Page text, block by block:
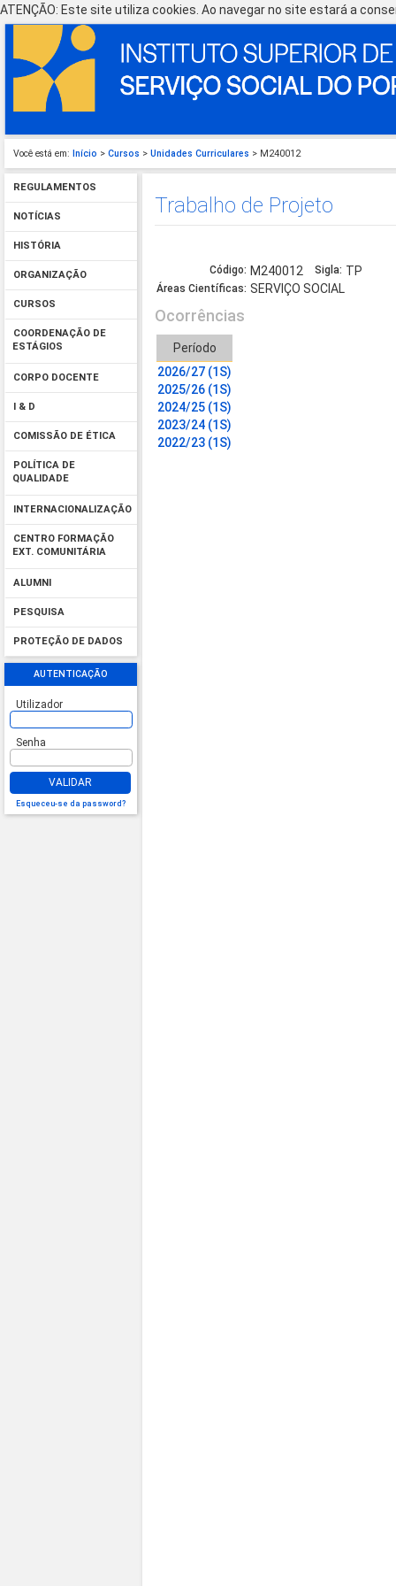
ATENÇÃO: Este site utiliza cookies. Ao navegar no site estará a
Você está em: Início > Cursos > Unidades Curriculares > M240012
REGULAMENTOS
NOTÍCIAS
HISTÓRIA
ORGANIZAÇÃO
CURSOS
COORDENAÇÃO DE
ESTÁGIOS
CORPO DOCENTE
I & D
COMISSÃO DE ÉTICA
POLÍTICA DE
QUALIDADE
INTERNACIONALIZAÇÃO
CENTRO FORMAÇÃO
EXT. COMUNITÁRIA
ALUMNI
PESQUISA
PROTEÇÃO DE DADOS
AUTENTICAÇÃO
Utilizador
Senha
VALIDAR
Esqueceu-se da password?
Trabalho de Projeto
Código: M240012 Sigla: TP
Áreas Científicas: SERVIÇO SOCIAL
Ocorrências
Período
2026/27 (1S)
2025/26 (1S)
2024/25 (1S)
2023/24 (1S)
2022/23 (1S)